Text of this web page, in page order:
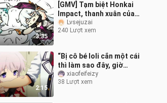
3:35
[GMV] Tạm biệt Honkai
Impact, thanh xuân của
tôi đã kết thúc rồi!
Lvsejuzai
240 Lượt xem
2:15
“Bị cô bé loli cắn một cái
thì làm sao đây, giờ
thành người ái mộ loli
rồi”
xiaofeifeizy
38 Lượt xem